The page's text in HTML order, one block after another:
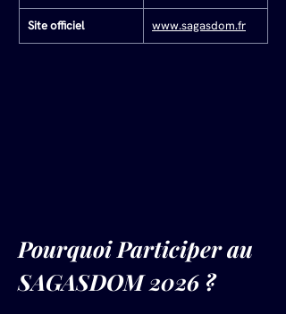
Site officiel www.sagasdom.fr
Pourquoi Participer au
SAGASDOM 2026 ?